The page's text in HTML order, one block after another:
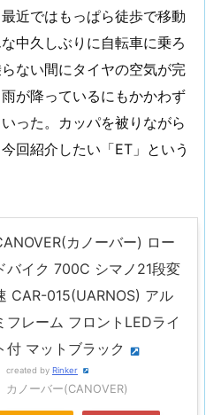
近ではもっぱら徒歩で移動
中久しぶりに自転車に乗ろ
ない間にタイヤの空気が完
が降っているにもかかわず
った。カッパを被りながら
回紹介したい「ET」という
カノーバー) ロー
バイク 700C シマノ21段変
CAR-015(UARNOS) アル
フレーム フロントLEDライ
付 マットブラック
created by Rinker
カノーバー(CANOVER)